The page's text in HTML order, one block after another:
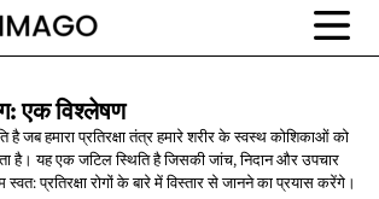
एक विश्लेषण
है जब हमारा प्रतिरक्षा तंत्र हमारे शरीर के स्वस्थ कोशिकाओं को
यह एक जटिल स्थिति है जिसकी जांच, निदान और उपचार
प्रतिरक्षा रोगों के बारे में विस्तार से जानने का प्रयास करेंगे।